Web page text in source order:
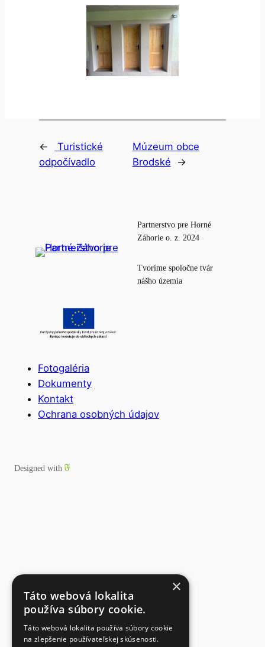
←
Turistické
odpočívadlo
Múzeum obce
Brodské
→
Partnerstvo pre Horné
Záhorie o. z. 2024
Tvoríme spoločne tvár
nášho územia
Fotogaléria
Dokumenty
Kontakt
Ochrana osobných údajov
Designed with
×
Táto webová lokalita
používa súbory cookie.
Táto webová lokalita používa súbory cookie
na zlepšenie používateľskej skúsenosti.